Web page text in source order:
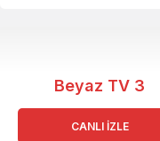
Beyaz TV 3
CANLI İZLE